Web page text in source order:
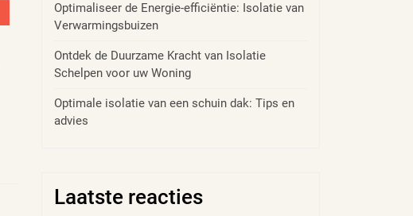
Optimaliseer de Energie-efficiëntie: Isolatie van
Verwarmingsbuizen
Ontdek de Duurzame Kracht van Isolatie
Schelpen voor uw Woning
Optimale isolatie van een schuin dak: Tips en
advies
Laatste reacties